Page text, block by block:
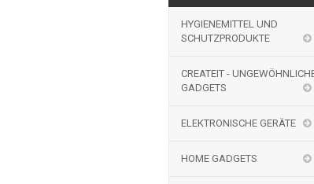
HYGIENEMITTEL UND
SCHUTZPRODUKTE
CREATEIT -
GADGETS
ELEKTRONISCHE GERÄTE
HOME GADGETS